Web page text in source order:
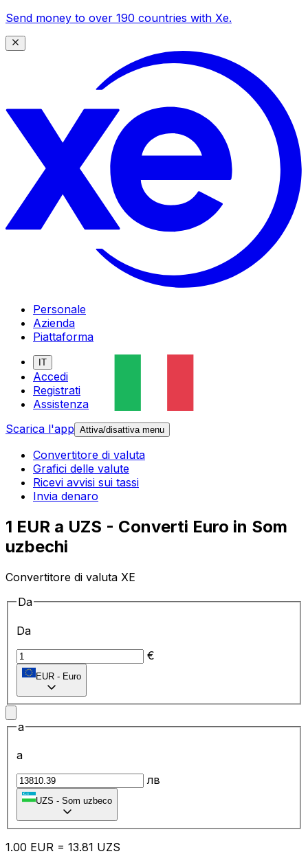
Send money to over 190 countries with Xe.
Personale
Azienda
Piattaforma
IT
Accedi
Registrati
Assistenza
Scarica l'app Attiva/disattiva menu
Convertitore di valuta
Grafici delle valute
Ricevi avvisi sui tassi
Invia denaro
1 EUR a UZS - Converti Euro in Som
uzbechi
Convertitore di valuta XE
Da
Da
€
EUR - Euro
a
a
лв
UZS - Som uzbeco
1.00 EUR = 13.81 UZS